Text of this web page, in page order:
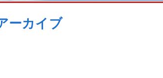
ーカイブ